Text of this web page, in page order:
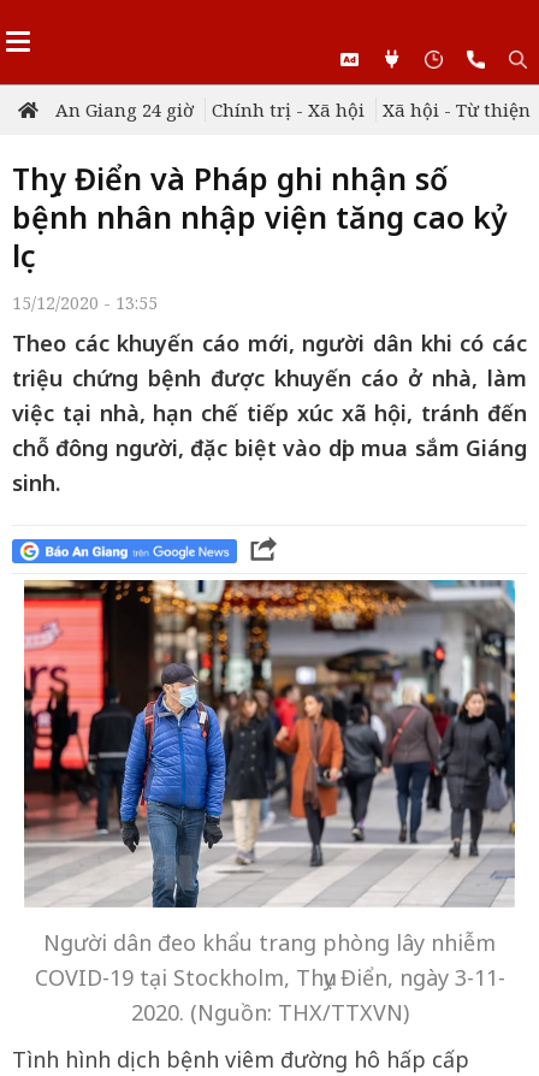
An Giang 24 giờ Chính trị - Xã hội Xã hội - Từ thiện
Thụy Điển và Pháp ghi nhận số
bệnh nhân nhập viện tăng cao kỷ
lục
15/12/2020 - 13:55
Theo các khuyến cáo mới, người dân khi có các
triệu chứng bệnh được khuyến cáo ở nhà, làm
việc tại nhà, hạn chế tiếp xúc xã hội, tránh đến
chỗ đông người, đặc biệt vào dịp mua sắm Giáng
sinh.
Người dân đeo khẩu trang phòng lây nhiễm
COVID-19 tại Stockholm, Thụy Điển, ngày 3-11-
2020. (Nguồn: THX/TTXVN)
Tình hình dịch bệnh viêm đường hô hấp cấp